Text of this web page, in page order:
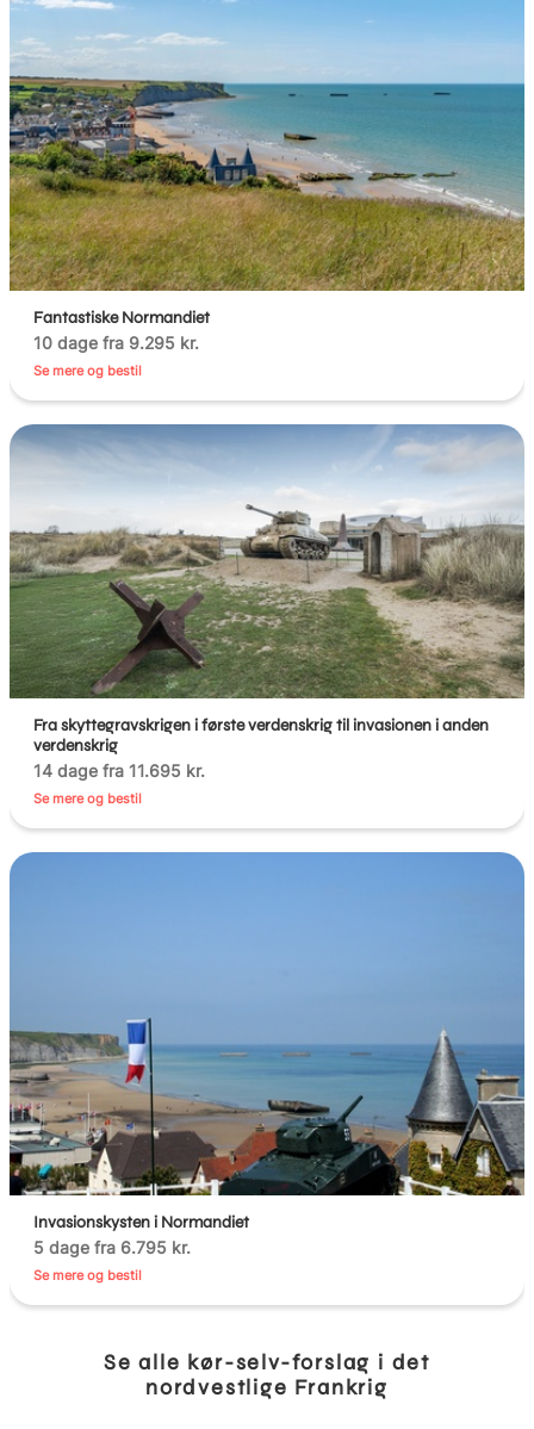
Fantastiske Normandiet
10 dage fra 9.295 kr.
Se mere og bestil
Fra skyttegravskrigen i første verdenskrig til invasionen i anden
verdenskrig
14 dage fra 11.695 kr.
Se mere og bestil
Invasionskysten i Normandiet
5 dage fra 6.795 kr.
Se mere og bestil
Se alle kør-selv-forslag i det
nordvestlige Frankrig